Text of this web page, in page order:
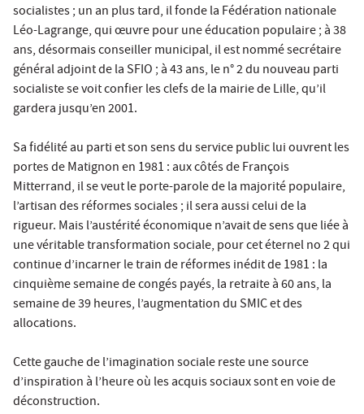
socialistes ; un an plus tard, il fonde la Fédération nationale
Léo-Lagrange, qui œuvre pour une éducation populaire ; à 38
ans, désormais conseiller municipal, il est nommé secrétaire
général adjoint de la SFIO ; à 43 ans, le n° 2 du nouveau parti
socialiste se voit confier les clefs de la mairie de Lille, qu’il
gardera jusqu’en 2001.
Sa fidélité au parti et son sens du service public lui ouvrent les
portes de Matignon en 1981 : aux côtés de François
Mitterrand, il se veut le porte-parole de la majorité populaire,
l’artisan des réformes sociales ; il sera aussi celui de la
rigueur. Mais l’austérité économique n’avait de sens que liée à
une véritable transformation sociale, pour cet éternel no 2 qui
continue d’incarner le train de réformes inédit de 1981 : la
cinquième semaine de congés payés, la retraite à 60 ans, la
semaine de 39 heures, l’augmentation du SMIC et des
allocations.
Cette gauche de l’imagination sociale reste une source
d’inspiration à l’heure où les acquis sociaux sont en voie de
déconstruction.